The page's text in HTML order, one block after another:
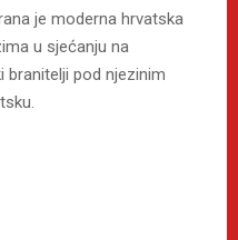
je moderna hrvatska
u sjećanju na
branitelji pod njezinim